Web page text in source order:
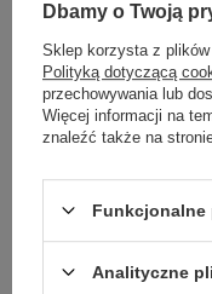
plastikowej
doskonała
Cena dotyczy
Dbamy o Twoją
Sklep korzysta z
Polityką dotyczącą
przechowywania lub
Więcej informacji na
znaleźć także na
Funkcjonalne
Analityczne